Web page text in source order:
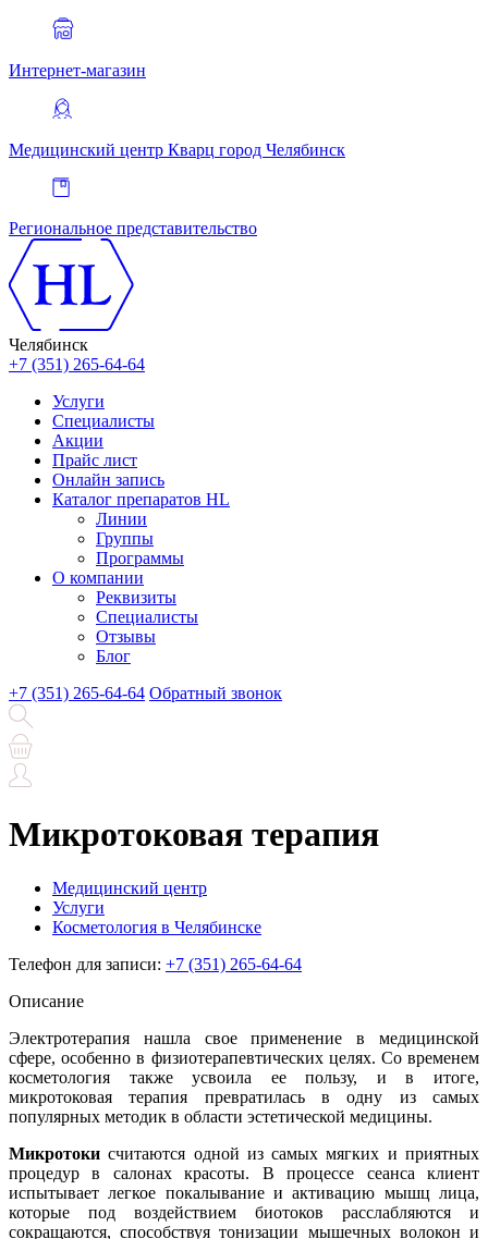
Интернет-магазин
Медицинский центр Кварц город Челябинск
Региональное представительство
Челябинск
+7 (351) 265-64-64
Услуги
Специалисты
Акции
Прайс лист
Онлайн запись
Каталог препаратов HL
Линии
Группы
Программы
О компании
Реквизиты
Специалисты
Отзывы
Блог
+7 (351) 265-64-64 Обратный звонок
Микротоковая терапия
Медицинский центр
Услуги
Косметология в Челябинске
Телефон для записи: +7 (351) 265-64-64
Описание
Электротерапия нашла свое применение в медицинской
сфере, особенно в физиотерапевтических целях. Со временем
косметология также усвоила ее пользу, и в итоге,
микротоковая терапия превратилась в одну из самых
популярных методик в области эстетической медицины.
Микротоки считаются одной из самых мягких и приятных
процедур в салонах красоты. В процессе сеанса клиент
испытывает легкое покалывание и активацию мышц лица,
которые под воздействием биотоков расслабляются и
сокращаются, способствуя тонизации мышечных волокон и